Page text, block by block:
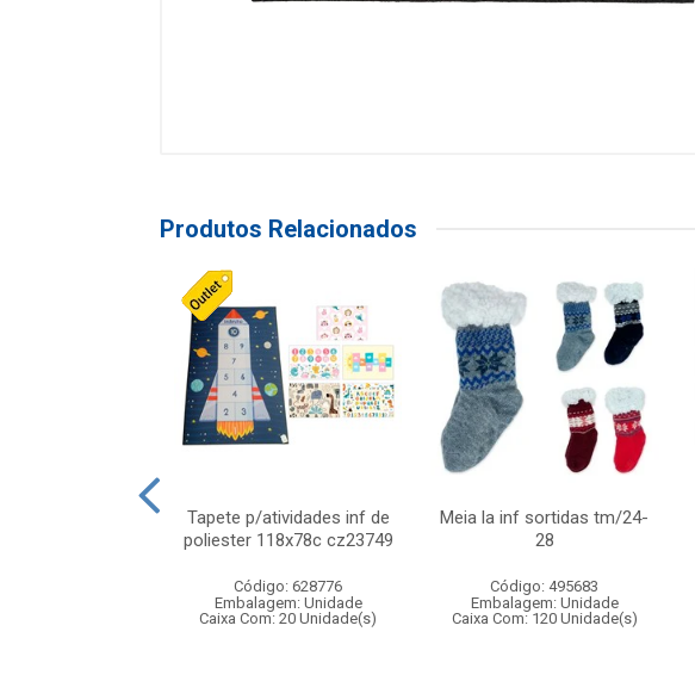
Produtos Relacionados
Tapete p/atividades inf de
poliester 118x78c cz23749
Código: 628776
Embalagem: Unidade
Caixa Com: 20 Unidade(s)
Meia la inf sortidas tm/24-
28
Código: 495683
Embalagem: Unidade
Caixa Com: 120 Unidade(s)